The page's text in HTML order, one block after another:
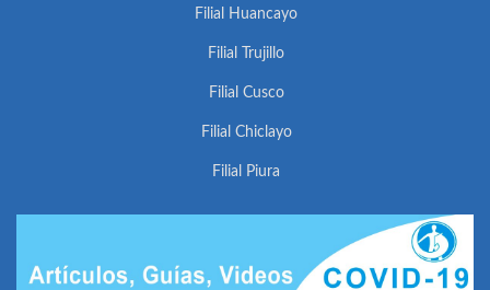
Filial Huancayo
Filial Trujillo
Filial Cusco
Filial Chiclayo
Filial Piura